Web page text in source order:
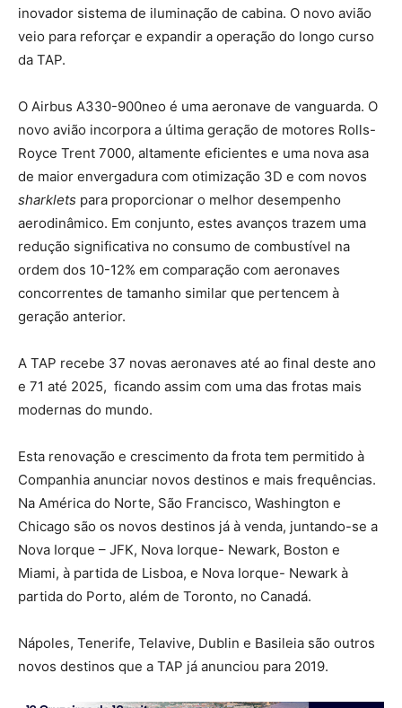
inovador sistema de iluminação de cabina. O novo avião
veio para reforçar e expandir a operação do longo curso
da TAP.
O Airbus A330-900neo é uma aeronave de vanguarda. O
novo avião incorpora a última geração de motores Rolls-
Royce Trent 7000, altamente eficientes e uma nova asa
de maior envergadura com otimização 3D e com novos
sharklets para proporcionar o melhor desempenho
aerodinâmico. Em conjunto, estes avanços trazem uma
redução significativa no consumo de combustível na
ordem dos 10-12% em comparação com aeronaves
concorrentes de tamanho similar que pertencem à
geração anterior.
A TAP recebe 37 novas aeronaves até ao final deste ano
e 71 até 2025, ficando assim com uma das frotas mais
modernas do mundo.
Esta renovação e crescimento da frota tem permitido à
Companhia anunciar novos destinos e mais frequências.
Na América do Norte, São Francisco, Washington e
Chicago são os novos destinos já à venda, juntando-se a
Nova Iorque – JFK, Nova Iorque- Newark, Boston e
Miami, à partida de Lisboa, e Nova Iorque- Newark à
partida do Porto, além de Toronto, no Canadá.
Nápoles, Tenerife, Telavive, Dublin e Basileia são outros
novos destinos que a TAP já anunciou para 2019.